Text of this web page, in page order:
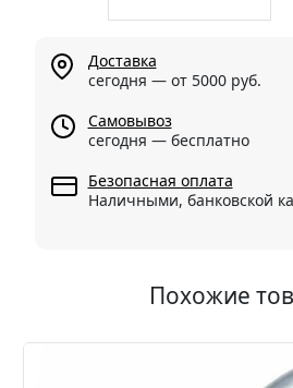
Доставка
сегодня — от 5000 руб.
Самовывоз
сегодня — бесплатно
Безопасная оплата
Наличными, банковской
Похожие